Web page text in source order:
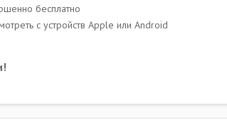
бесплатно
с устройств Apple или Android